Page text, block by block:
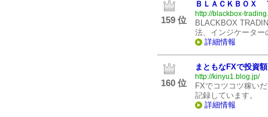
159 位
ＢＬＡＣＫＢＯＸ
http://blackbox-
BLACKBOX
法、インジケーター
詳細情報
160 位
まともなFXで投資
http://kinyu1.blog.jp/
FXでコツコツ稼い
記録しています。
詳細情報